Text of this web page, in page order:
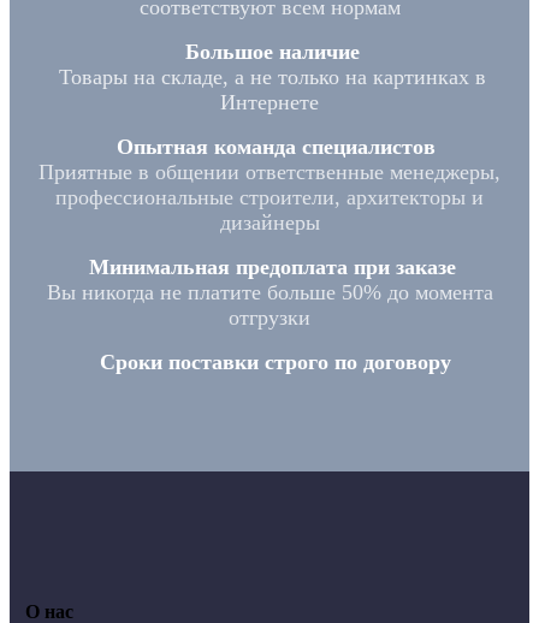
соответствуют всем нормам
Большое наличие
Товары на складе, а не только на картинках в
Интернете
Опытная команда специалистов
Приятные в общении ответственные менеджеры,
профессиональные строители, архитекторы и
дизайнеры
Минимальная предоплата при заказе
Вы никогда не платите больше 50% до момента
отгрузки
Сроки поставки строго по договору
О нас